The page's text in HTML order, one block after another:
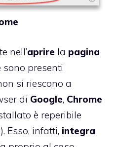
nell’aprire la pagina
sono presenti
si riescono a
di Google, Chrome
è reperibile
Esso, infatti, integra